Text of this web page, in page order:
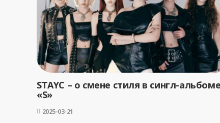
STAYC – о смене стиля в сингл-альбоме
«S»
2025-03-21